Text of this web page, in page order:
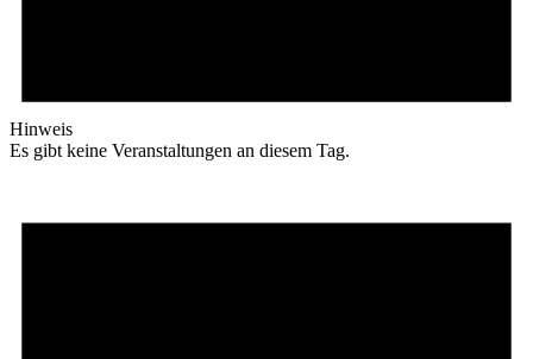
Hinweis
Es gibt keine Veranstaltungen an diesem Tag.